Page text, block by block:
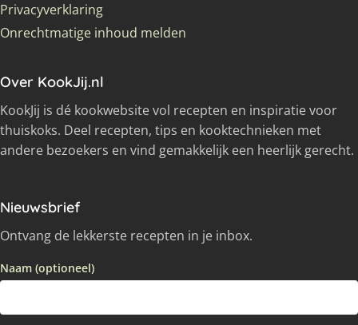
Privacyverklaring
Onrechtmatige inhoud melden
Over KookJij.nl
KookJij is dé kookwebsite vol recepten en inspiratie voor
thuiskoks. Deel recepten, tips en kooktechnieken met
andere bezoekers en vind gemakkelijk een heerlijk gerecht.
Nieuwsbrief
Ontvang de lekkerste recepten in je inbox.
Naam (optioneel)